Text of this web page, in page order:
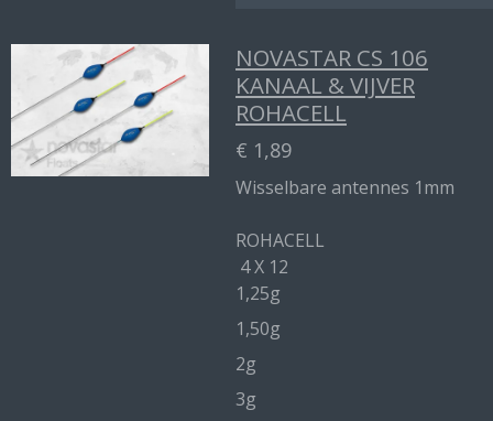
NOVASTAR CS 106
KANAAL & VIJVER
ROHACELL
€ 1,89
Wisselbare antennes 1mm
ROHACELL
4 X 12
1,25g
1,50g
2g
3g